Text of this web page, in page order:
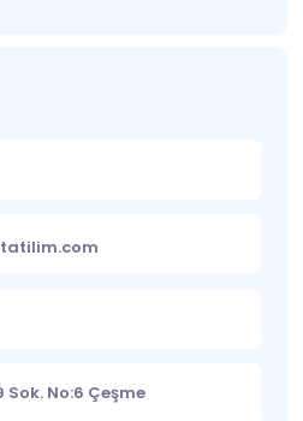
Sok. No:6 Çeşme